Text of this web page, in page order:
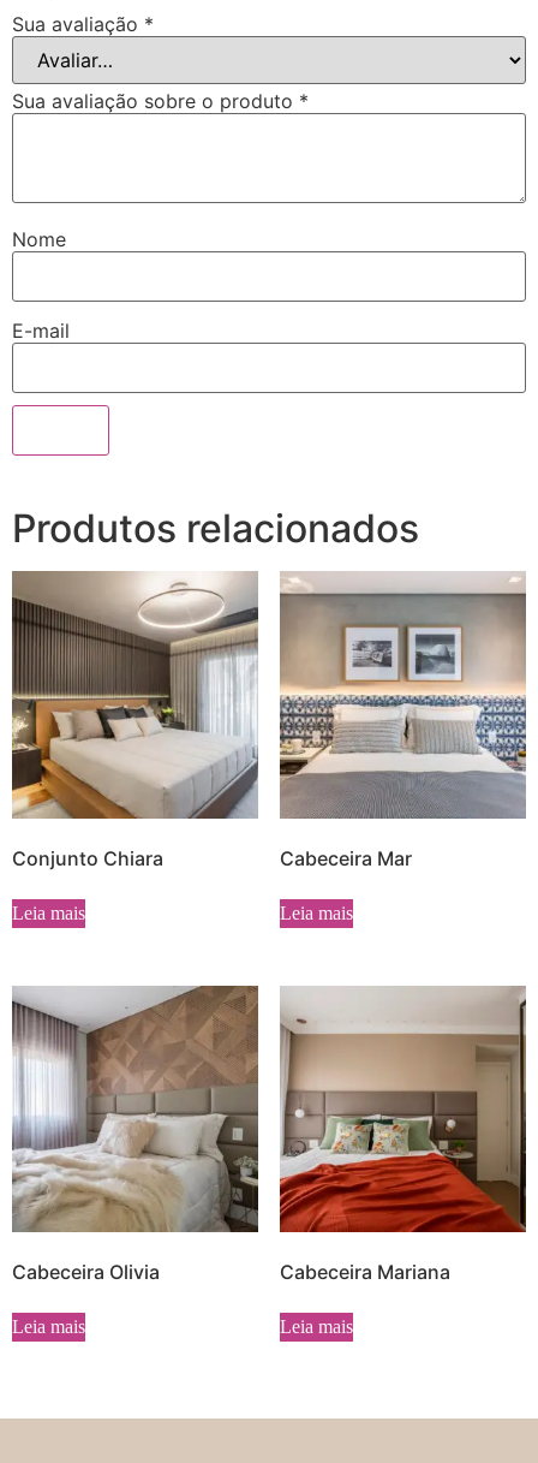
Sua avaliação *
Sua avaliação sobre o produto *
Nome
E-mail
Produtos relacionados
Conjunto Chiara
Leia mais
Cabeceira Mar
Leia mais
Cabeceira Olivia
Leia mais
Cabeceira Mariana
Leia mais